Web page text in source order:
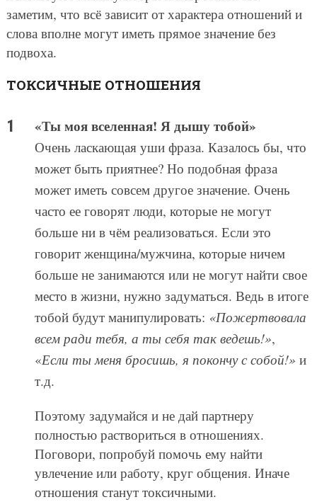
заметим, что всё зависит от характера отношений и
слова вполне могут иметь прямое значение без
подвоха.
ТОКСИЧНЫЕ ОТНОШЕНИЯ
«Ты моя вселенная! Я дышу тобой»
Очень ласкающая уши фраза. Казалось бы, что
может быть приятнее? Но подобная фраза
может иметь совсем другое значение. Очень
часто ее говорят люди, которые не могут
больше ни в чём реализоваться. Если это
говорит женщина/мужчина, которые ничем
больше не занимаются или не могут найти свое
место в жизни, нужно задуматься. Ведь в итоге
тобой будут манипулировать: «Пожертвовала
всем ради тебя, а ты себя так ведешь!»,
«Если ты меня бросишь, я покончу с собой!» и
т.д.
Поэтому задумайся и не дай партнеру
полностью раствориться в отношениях.
Поговори, попробуй помочь ему найти
увлечение или работу, круг общения. Иначе
отношения станут токсичными.